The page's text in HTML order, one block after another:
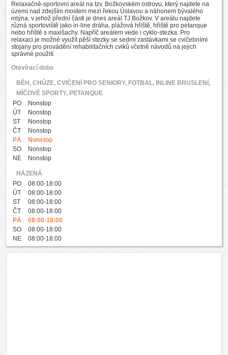
Relaxačně-sportovní areál na tzv. Božkovském ostrovu, který najdete na
území nad zdejším mostem mezi řekou Úslavou a náhonem bývalého
mlýna, v jehož přední části je dnes areál TJ Božkov. V areálu najdete
různá sportoviště jako in-line dráha, plážová hřiště, hřiště pro petanque
nebo hřiště s maxišachy. Napříč areálem vede i cyklo-stezka. Pro
relaxaci je možné využít pěší stezky se sedmi zastávkami se cvičebními
stojany pro provádění rehabilitačních cviků včetně návodů na jejich
správné použití.
Otevírací doba
BĚH, CHŮZE, CVIČENÍ PRO SENIORY, FOTBAL, INLINE BRUSLENÍ,
MÍČOVÉ SPORTY, PETANQUE
PO
Nonstop
ÚT
Nonstop
ST
Nonstop
ČT
Nonstop
PÁ
Nonstop
SO
Nonstop
NE
Nonstop
HÁZENÁ
PO
08:00-18:00
ÚT
08:00-18:00
ST
08:00-18:00
ČT
08:00-18:00
PÁ
08:00-18:00
SO
08:00-18:00
NE
08:00-18:00